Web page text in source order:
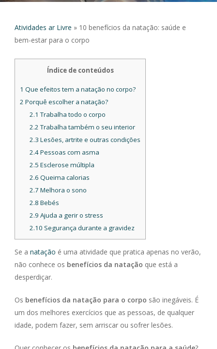
Atividades ar Livre » 10 benefícios da natação: saúde e
bem-estar para o corpo
Índice de conteúdos
1 Que efeitos tem a natação no corpo?
2 Porquê escolher a natação?
2.1 Trabalha todo o corpo
2.2Trabalha também o seu interior
2.3 Lesões, artrite e outras condições
2.4Pessoas com asma
2.5 Esclerose múltipla
2.6 Queima calorias
2.7 Melhora o sono
2.8 Bebés
2.9 Ajuda a gerir o stress
2.10 Segurança durante a gravidez
Se a natação é uma atividade que pratica apenas no verão,
não conhece os benefícios da natação que está a
desperdiçar.
Os benefícios da natação para o corpo são inegáveis. É
um dos melhores exercícios que as pessoas, de qualquer
idade, podem fazer, sem arriscar ou sofrer lesões.